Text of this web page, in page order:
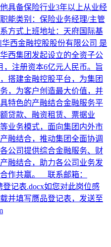
具备保险行业3年以上从业经
能类别：保险业务经理/主管
方式上班地址：天府国际基
西金融控股股份有限公司 是
西集团发起设立的全资子公
，注册资本6亿元人民币。旨
搭建金融控股平台，为集团
，为客户创造最大价值，并
特色的产融结合金融服务平
贷款、融资租赁、票据业
业务模式，面向集团内外市
融结合，推动集团全面协调
公司提供综合金融服务、财
融结合，助力各公司业务发
作共赢。 联系邮箱：
登记表.docx如您对此岗位感
并填写赝品登记表，发送至